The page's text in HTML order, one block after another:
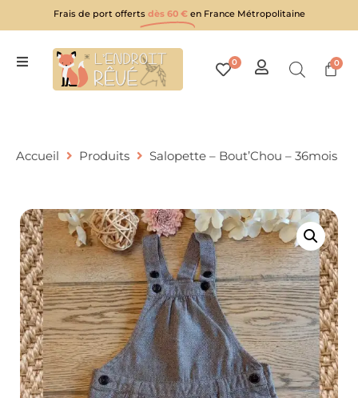
Frais de port offerts dès 60 € en France Métropolitaine
0 0
Accueil Produits Salopette – Bout’Chou – 36mois